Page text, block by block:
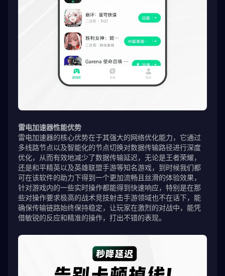
雷电加速器性能优势
雷电加速器的核心优势在于其强大的网络优化能力，它通过
多线路节点以及智能化的节点切换对数据传输路径进行深度
优化，从而有效地减少了数据传输延迟，无论是王者荣耀，
还是和平精英以及英雄联盟手游等知名游戏，到时候我们都
可在该软件的助力下得到一个更加流畅且丝滑的体验效果，
针对游戏内的一些实时操作都能得到快速响应，特别是在那
些对操作要求极高的战术竞技射击手游领域也不在话下，能
确保传输链路始终保持稳定，让玩家在激烈的对战中，能凭
借敏锐的反应和精准的操作，打出不错的表现。